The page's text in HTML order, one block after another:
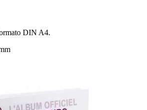
DIN A4.